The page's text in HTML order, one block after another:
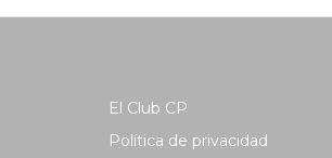
El Club CP
Política de privacidad